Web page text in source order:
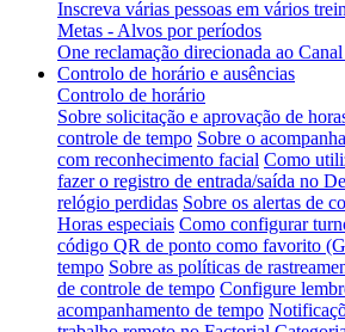
Inscreva várias pessoas em vários
Metas - Alvos por períodos
One reclamação direcionada ao
Controlo de horário e ausências
Controlo de horário
Sobre solicitação e aprovação de
controle de tempo Sobre o
com reconhecimento facial Como
fazer o registro de entrada/saída no
relógio perdidas Sobre os alertas de
Horas especiais Como configurar
código QR de ponto como favorito
tempo Sobre as políticas de
de controle de tempo Configure
acompanhamento de tempo